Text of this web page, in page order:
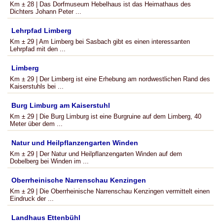
Km ± 28 | Das Dorfmuseum Hebelhaus ist das Heimathaus des
Dichters Johann Peter ...
Lehrpfad Limberg
Km ± 29 | Am Limberg bei Sasbach gibt es einen interessanten
Lehrpfad mit den ...
Limberg
Km ± 29 | Der Limberg ist eine Erhebung am nordwestlichen Rand des
Kaiserstuhls bei ...
Burg Limburg am Kaiserstuhl
Km ± 29 | Die Burg Limburg ist eine Burgruine auf dem Limberg, 40
Meter über dem ...
Natur und Heilpflanzengarten Winden
Km ± 29 | Der Natur und Heilpflanzengarten Winden auf dem
Dobelberg bei Winden im ...
Oberrheinische Narrenschau Kenzingen
Km ± 29 | Die Oberrheinische Narrenschau Kenzingen vermittelt einen
Eindruck der ...
Landhaus Ettenbühl